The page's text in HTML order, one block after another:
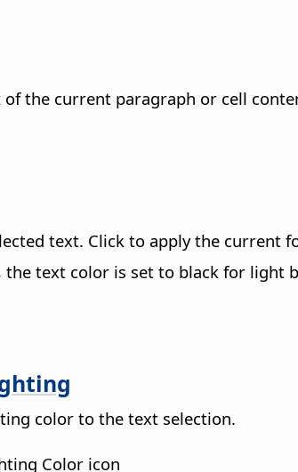
the current paragraph or cell
text. Click to apply the current
the text color is set to black for light
color to the text selection.
Color icon